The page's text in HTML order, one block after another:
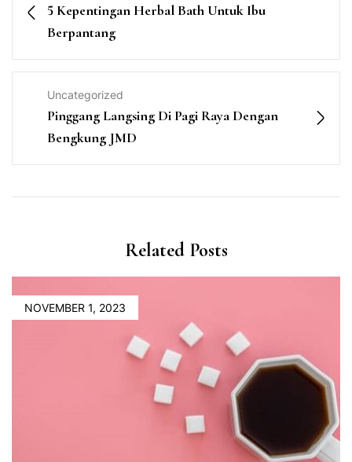
5 Kepentingan Herbal Bath Untuk Ibu
Berpantang
Uncategorized
Pinggang Langsing Di Pagi Raya Dengan
Bengkung JMD
Related Posts
NOVEMBER 1, 2023